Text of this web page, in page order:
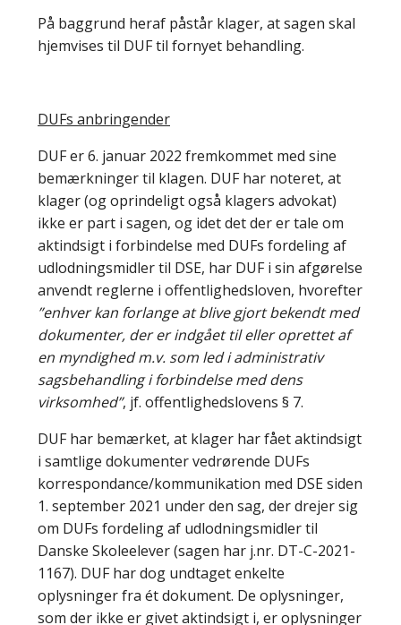
På baggrund heraf påstår klager, at sagen skal
hjemvises til DUF til fornyet behandling.
DUFs anbringender
DUF er 6. januar 2022 fremkommet med sine
bemærkninger til klagen. DUF har noteret, at
klager (og oprindeligt også klagers advokat)
ikke er part i sagen, og idet det der er tale om
aktindsigt i forbindelse med DUFs fordeling af
udlodningsmidler til DSE, har DUF i sin afgørelse
anvendt reglerne i offentlighedsloven, hvorefter
”enhver kan forlange at blive gjort bekendt med
dokumenter, der er indgået til eller oprettet af
en myndighed m.v. som led i administrativ
sagsbehandling i forbindelse med dens
virksomhed”, jf. offentlighedslovens § 7.
DUF har bemærket, at klager har fået aktindsigt
i samtlige dokumenter vedrørende DUFs
korrespondance/kommunikation med DSE siden
1. september 2021 under den sag, der drejer sig
om DUFs fordeling af udlodningsmidler til
Danske Skoleelever (sagen har j.nr. DT-C-2021-
1167). DUF har dog undtaget enkelte
oplysninger fra ét dokument. De oplysninger,
som der ikke er givet aktindsigt i, er oplysninger